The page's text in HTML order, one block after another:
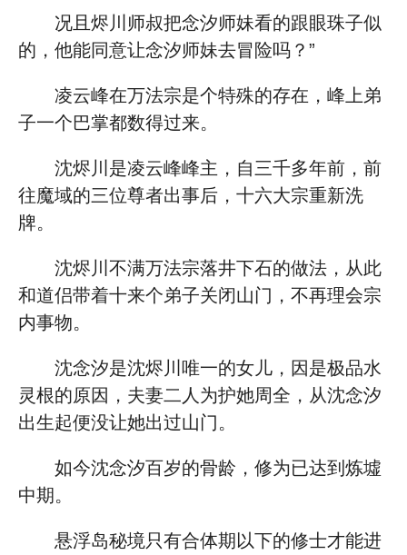
况且烬川师叔把念汐师妹看的跟眼珠子似
的，他能同意让念汐师妹去冒险吗？”
凌云峰在万法宗是个特殊的存在，峰上弟
子一个巴掌都数得过来。
沈烬川是凌云峰峰主，自三千多年前，前
往魔域的三位尊者出事后，十六大宗重新洗
牌。
沈烬川不满万法宗落井下石的做法，从此
和道侣带着十来个弟子关闭山门，不再理会宗
内事物。
沈念汐是沈烬川唯一的女儿，因是极品水
灵根的原因，夫妻二人为护她周全，从沈念汐
出生起便没让她出过山门。
如今沈念汐百岁的骨龄，修为已达到炼墟
中期。
悬浮岛秘境只有合体期以下的修士才能进